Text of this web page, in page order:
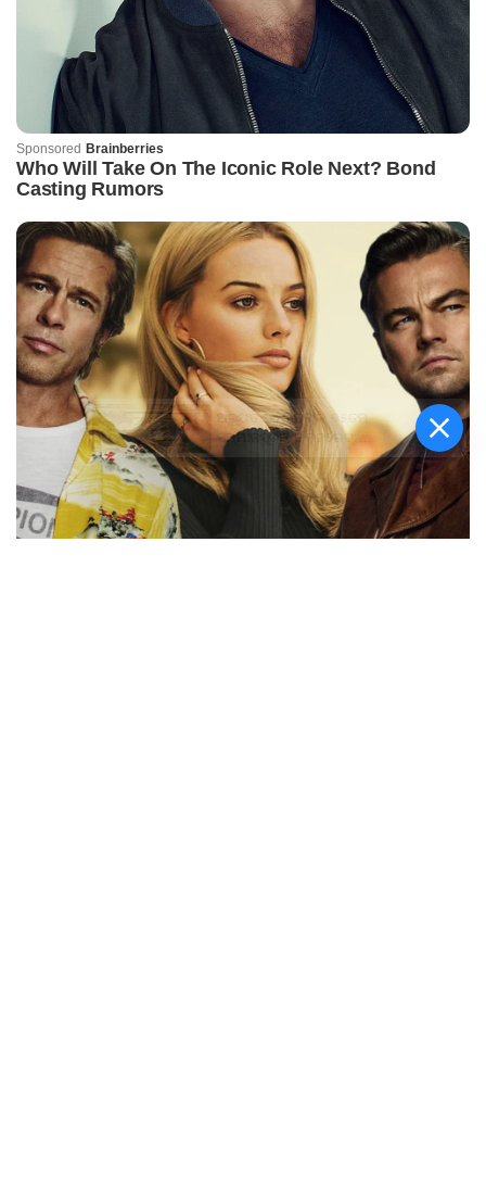
ଅଚ୍ୟୁତ ସାମନ୍ତଙ୍କ ୭୫ତମ
ସମ୍ମାନସୂଚକ ଡକ୍ଟରେଟ୍‌;
ମହାରାଜା ଗଙ୍ଗା ସିଂହ
ବିଶ୍ୱବିଦ୍ୟାଳୟ ପକ୍ଷରୁ
ସମ୍ମାନିତ